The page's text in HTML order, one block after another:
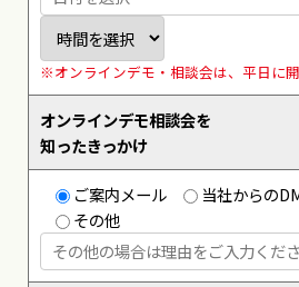
※オンラインデモ・相談会は、平日に開
オンラインデモ相談会を
知ったきっかけ
ご案内メール 当社からの
その他